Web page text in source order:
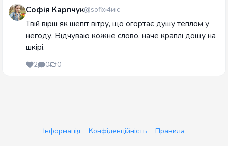
Софія Карпчук@sofix 4міс
Твій вірш як шепіт вітру, що огортає душу теплом у
негоду. Відчуваю кожне слово, наче краплі дощу на
шкірі.
2 0 0
Інформація Конфіденційність
Правила